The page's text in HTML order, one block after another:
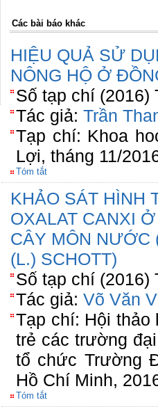
Các bài báo khác
HIỆU QUẢ SỬ
NÔNG HỘ Ở
Số tạp chí (2016)
Tác giả: Trần
Tạp chí: Khoa
Lợi, tháng 11/
Tóm tắt
KHẢO SÁT HÌNH
OXALAT CANXI
CÂY MÔN NƯỚC
(L.) SCHOTT)
Số tạp chí (2016)
Tác giả: Võ Văn
Tạp chí: Hội thảo
trẻ các trường
tổ chức Trường
Hồ Chí Minh,
Tóm tắt